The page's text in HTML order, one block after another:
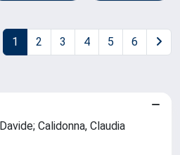
1 2 3 4 5 6
Calidonna, Claudia